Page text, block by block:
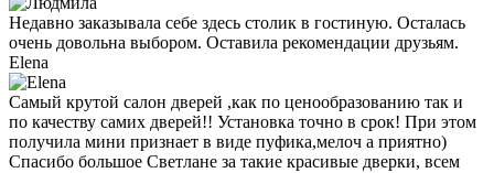
Недавно заказывала себе здесь столик в гостиную. Осталась
очень довольна выбором. Оставила рекомендации друзьям.
Elena
Самый крутой салон дверей ,как по ценообразованию так и
по качеству самих дверей!! Установка точно в срок! При этом
получила мини признает в виде пуфика,мелоч а приятно)
Спасибо большое Светлане за такие красивые дверки, всем